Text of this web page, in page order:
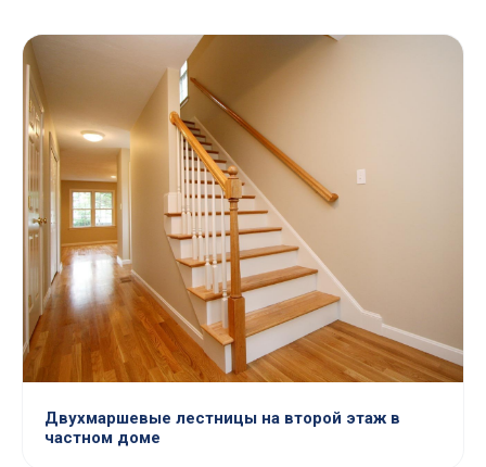
Двухмаршевые лестницы на второй этаж в
частном доме